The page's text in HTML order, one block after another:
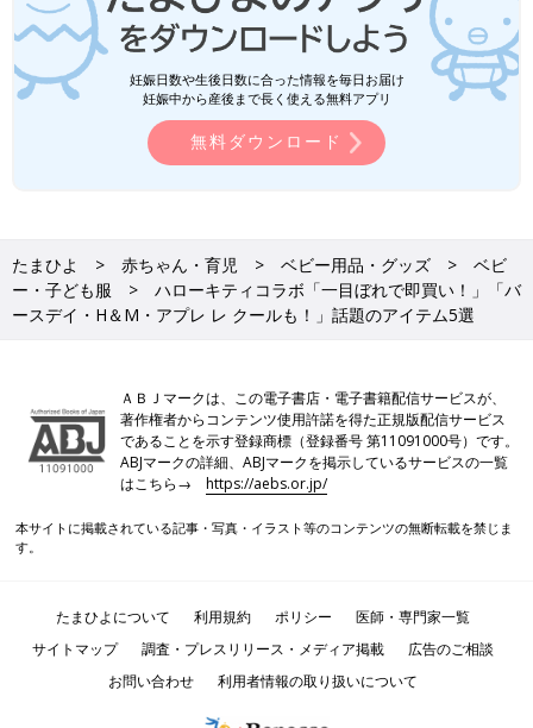
妊娠日数や生後日数に合った情報を毎日お届け
妊娠中から産後まで長く使える無料アプリ
無料ダウンロード
たまひよ 赤ちゃん・育児 ベビー用品・グッズ
ベビ
ー・子ども服
ハローキティコラボ「一目ぼれで即買い！」「バ
ースデイ・H＆М・アプレ レ クールも！」話題のアイテム5選
ＡＢＪマークは、この電子書店・電子書籍配信サービスが、
著作権者からコンテンツ使用許諾を得た正規版配信サービス
であることを示す登録商標（登録番号 第11091000号）です。
ABJマークの詳細、ABJマークを掲示しているサービスの一覧
はこちら→https://aebs.or.jp/
本サイトに掲載されている記事・写真・イラスト等のコンテンツの無断転載を禁じま
す。
たまひよについて 利用規約 ポリシー
医師・専門家一覧
サイトマップ
調査・プレスリリース・メディア掲載
広告のご相談
お問い合わせ
利用者情報の取り扱いについて